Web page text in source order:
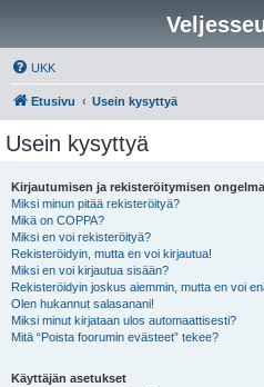
UKK
Etusivu Usein kysyttyä
Usein kysyttyä
Kirjautumisen ja rekisteröitymisen
Miksi minun pitää rekisteröityä?
Mikä on COPPA?
Miksi en voi rekisteröityä?
Rekisteröidyin, mutta en voi kirjautua!
Miksi en voi kirjautua sisään?
Rekisteröidyin joskus aiemmin, mutta en voi
Olen hukannut salasanani!
Miksi minut kirjataan ulos automaattisesti?
Mitä “Poista foorumin evästeet” tekee?
Käyttäjän asetukset